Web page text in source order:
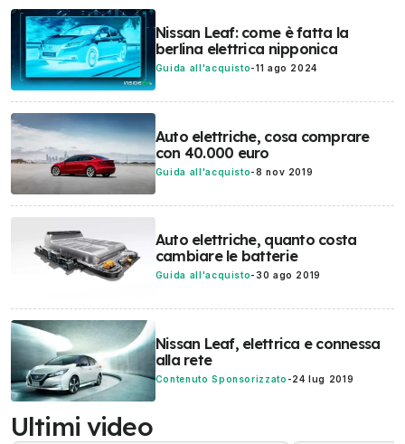
Nissan Leaf: come è fatta la
berlina elettrica nipponica
Guida all'acquisto-11 ago 2024
Auto elettriche, cosa comprare
con 40.000 euro
Guida all'acquisto-8 nov 2019
Auto elettriche, quanto costa
cambiare le batterie
Guida all'acquisto-30 ago 2019
Nissan Leaf, elettrica e connessa
alla rete
Contenuto Sponsorizzato -24 lug 2019
Ultimi video